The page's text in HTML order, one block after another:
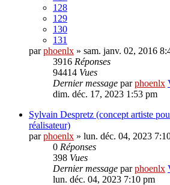
128
129
130
131
parphoenlx » sam. janv. 02, 2016
3916 Réponses
94414 Vues
Dernier message parphoenlx
dim. déc. 17, 2023 1:53 pm
Sylvain Despretz (concept artiste
réalisateur)
parphoenlx » lun. déc. 04, 2023
0 Réponses
398 Vues
Dernier message parphoenlx
lun. déc. 04, 2023 7:10 pm